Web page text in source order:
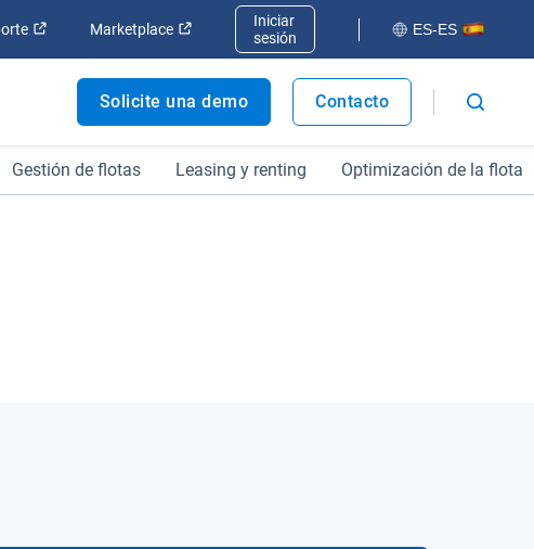
nueva ventana
Abrir en una nueva ventana
Marketplace Abrir en una nueva ventana
Iniciar
sesión
ES-ES
Solicite una demo Contacto
Gestión de flotas Leasing y renting Optimización de la flota